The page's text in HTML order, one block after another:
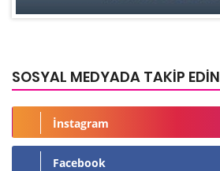
SOSYAL MEDYADA TAKİP EDİN
İnstagram
Facebook